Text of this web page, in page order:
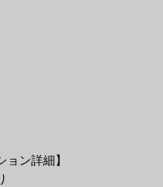
ョン詳細】